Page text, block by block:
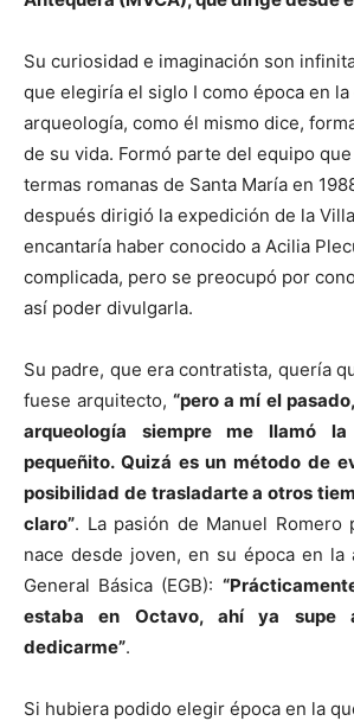
Su curiosidad e imaginación son
que elegiría el siglo I como época en la
arqueología, como él mismo dice,
de su vida. Formó parte del equipo
termas romanas de Santa María en
después dirigió la expedición de la
encantaría haber conocido a Acilia
complicada, pero se preocupó por
así poder divulgarla.
Su padre, que era contratista, quería
fuese arquitecto, “pero a mí el
arqueología siempre me llamó
pequeñito. Quizá es un método de
posibilidad de trasladarte a otros
claro”. La pasión de Manuel Romero
nace desde joven, en su época en la
General Básica (EGB):
estaba en Octavo, ahí ya supe
dedicarme”.
Si hubiera podido elegir época en la